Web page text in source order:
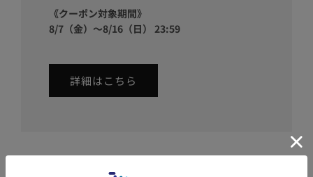
《クーポン対象期間》
8/7（金）～8/16（日） 23:59
詳細はこちら